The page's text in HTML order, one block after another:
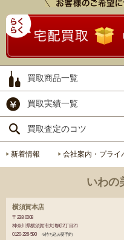
買取商品一覧
買取実績一覧
買取査定のコツ
新着情報 会社案内・プライ
いわの
横須賀本店
〒238-0008
神奈川県横須賀市大滝町2丁目21
0120-226-590
※持ち込み要予約